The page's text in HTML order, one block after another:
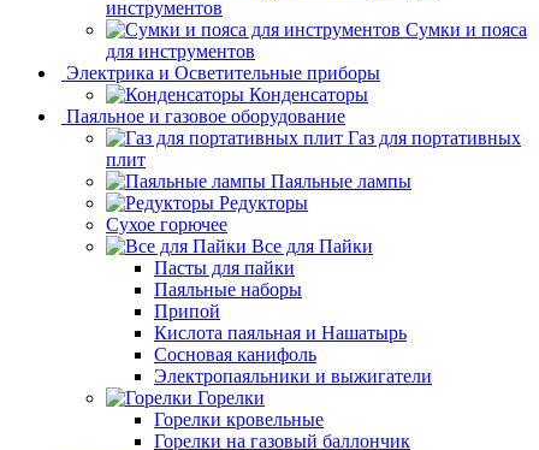
инструментов
Сумки и пояса
для инструментов
Электрика и Осветительные приборы
Конденсаторы
Паяльное и газовое оборудование
Газ для портативных
плит
Паяльные лампы
Редукторы
Сухое горючее
Все для Пайки
Пасты для пайки
Паяльные наборы
Припой
Кислота паяльная и Нашатырь
Сосновая канифоль
Электропаяльники и выжигатели
Горелки
Горелки кровельные
Горелки на газовый баллончик